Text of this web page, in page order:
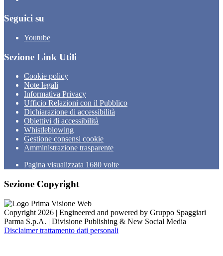
Seguici su
Youtube
Sezione Link Utili
Cookie policy
Note legali
Informativa Privacy
Ufficio Relazioni con il Pubblico
Dichiarazione di accessibilità
Obiettivi di accessibilità
Whistleblowing
Gestione consensi cookie
Amministrazione trasparente
Pagina visualizzata 1680 volte
Sezione Copyright
Copyright 2026 | Engineered and powered by Gruppo Spaggiari
Parma S.p.A. | Divisione Publishing & New Social Media
Disclaimer trattamento dati personali